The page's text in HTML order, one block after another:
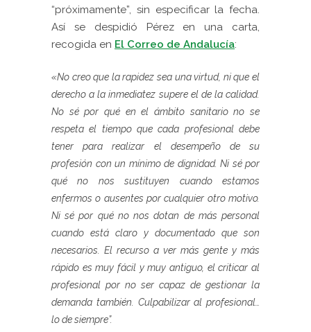
“próximamente”, sin especificar la fecha.
Así se despidió Pérez en una carta,
recogida en El Correo de Andalucía:
«No creo que la rapidez sea una virtud, ni que el
derecho a lainmediatez supere el de la calidad.
No sé por qué en el ámbito sanitario no se
respeta el tiempo que cada profesional debe
tener para realizar el desempeño de su
profesión con un mínimo de dignidad. Ni sé por
qué no nos sustituyen cuando estamos
enfermos o ausentes por cualquier otro motivo.
Ni sé por qué no nos dotan de más personal
cuando está claro y documentado que son
necesarios. El recurso a ver más gente y más
rápido es muy fácil y muy antiguo, el criticar al
profesional por no ser capaz de gestionar la
demanda también. Culpabilizar al profesional…
lo de siempre”.